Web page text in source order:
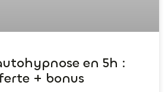
en 5h :
+ bonus